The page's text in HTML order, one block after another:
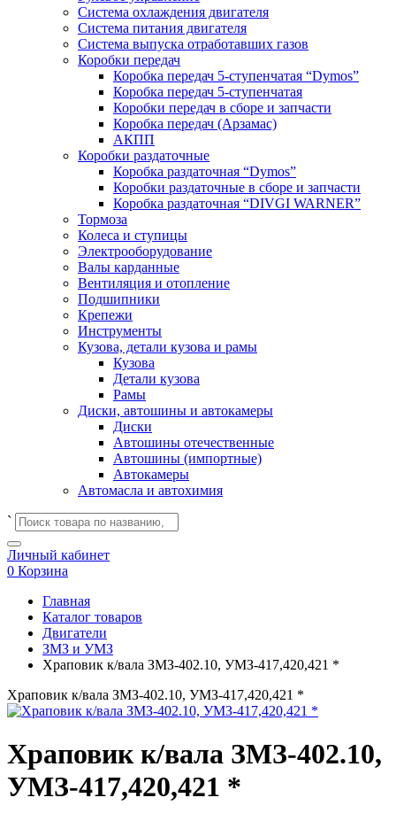
Система охлаждения двигателя
Система питания двигателя
Система выпуска отработавших газов
Коробки передач
Коробка передач 5-ступенчатая “Dymos”
Коробка передач 5-ступенчатая
Коробки передач в сборе и запчасти
Коробка передач (Арзамас)
АКПП
Коробки раздаточные
Коробка раздаточная “Dymos”
Коробки раздаточные в сборе и запчасти
Коробка раздаточная “DIVGI WARNER”
Тормоза
Колеса и ступицы
Электрооборудование
Валы карданные
Вентиляция и отопление
Подшипники
Крепежи
Инструменты
Кузова, детали кузова и рамы
Кузова
Детали кузова
Рамы
Диски, автошины и автокамеры
Диски
Автошины отечественные
Автошины (импортные)
Автокамеры
Автомасла и автохимия
`
Личный кабинет
0 Корзина
Главная
Каталог товаров
Двигатели
ЗМЗ и УМЗ
Храповик к/вала ЗМЗ-402.10, УМЗ-417,420,421 *
Храповик к/вала ЗМЗ-402.10, УМЗ-417,420,421 *
Храповик к/вала ЗМЗ-402.10,
УМЗ-417,420,421 *